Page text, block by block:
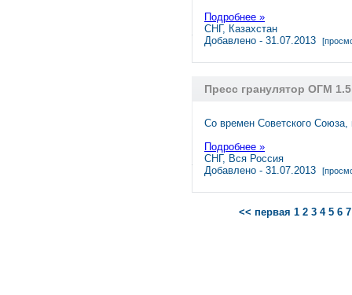
Подробнее »
СНГ, Казахстан
Добавлено - 31.07.2013
Пресс гранулятор ОГМ 1.5
Со времен Советского Союза,
Подробнее »
СНГ, Вся Россия
Добавлено - 31.07.2013
<< первая 1 2 3 4 5 6 7